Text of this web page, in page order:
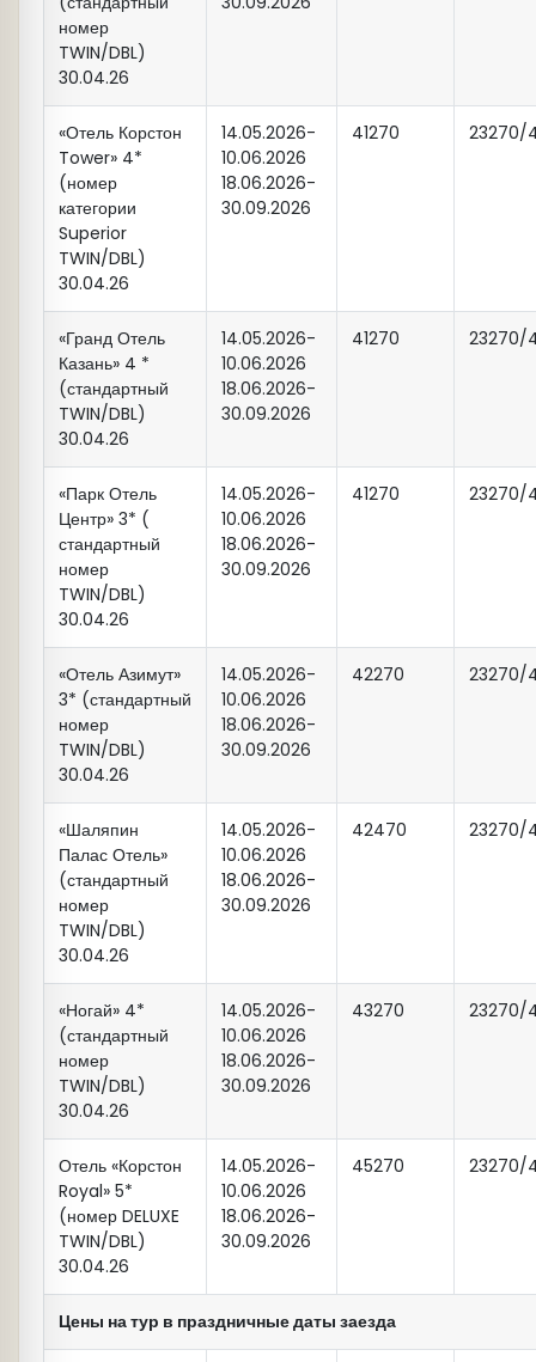
отеля фиксированное.
гостинице после 15:00. Свои вещи Вы
можете оставить бесплатно в камере
хранения гостиницы.
14:00
программу из гостиницы
«Давыдов на Назарбаева»
(ул. Н. Назарбаева д.35А)
14:10
программу из гостиницы
«Корстон» (ул. Ершова д.1А)
- туристы, проживающие в отеле
встречаются с экскурсоводом
холле отеля «Корстон» (ул.
Ершова д.1А)
14:25
Выезд на экскурсионную
программу из гостиницы «ITPark»
(ул. Петербургская д.52)
- туристы, проживающие в отелях
«Гранд Отель», «Сулейман Палас»,
встречаются с экскурсоводом в
холле отеля «ITPark
Петербургская д.52)
14:40
Выезд на экскурсионную
программу из гостиницы «Ногай»
с архитектурным ансамблем 16-17
на водные просторы и Услонские
В ходе экскурсии предусмотрено
Стоимость экскурсии
3600 рублей
с
туриста (экскурсия состоится при
наборе группы).
В случае невозможности
проведения теплоходной экскурсии:
Автобусная экскурсия на
град Свияжск.
17:00 Отправление т/х в Казань.
19:00
Свободное время.
20:30 За доп. плату:Авторская
интерактивная программа
приглашаем в гости, в главный дом
татарского села — дом Бая.
Состоятельные хозяева дома —
Эбика и Бабай раскроют множество
традиций татарского народа. За
столом, за сытным обедом из
национальных блюд (азу,
треугольник, кыстыбый, кош теле,
Бабай расскажут о любимых блюдах
татарского народа через сказания и
легенды. Увлекательные рассказ в
15:00
Окончание программы. Свободное
19:00
историями из прошлого.
14:30
Окончание программы тура.
Трансфер на ж/д вокзал.
номер
TWIN/DBL)
30.04.26
«Отель Корстон
Tower» 4*
(номер
категории
Superior
TWIN/DBL)
30.04.26
14.05.2026-
10.06.2026
18.06.2026-
30.09.2026
41270 23270/
«Гранд Отель
Казань» 4 *
(стандартный
TWIN/DBL)
30.04.26
14.05.2026-
10.06.2026
18.06.2026-
30.09.2026
41270 23270/
«Парк Отель
Центр» 3* (
стандартный
номер
TWIN/DBL)
30.04.26
14.05.2026-
10.06.2026
18.06.2026-
30.09.2026
41270 23270/
«Отель Азимут»
3* (стандартный
номер
TWIN/DBL)
30.04.26
14.05.2026-
10.06.2026
18.06.2026-
30.09.2026
42270 23270/
«Шаляпин
Палас Отель»
(стандартный
номер
TWIN/DBL)
30.04.26
14.05.2026-
10.06.2026
18.06.2026-
30.09.2026
42470 23270/
«Ногай» 4*
(стандартный
номер
TWIN/DBL)
30.04.26
14.05.2026-
10.06.2026
18.06.2026-
30.09.2026
43270 23270/
Отель «Корстон
Royal» 5*
(номер DELUXE
TWIN/DBL)
30.04.26
14.05.2026-
10.06.2026
18.06.2026-
30.09.2026
45270 23270/
Цены на тур в праздничные даты заезда